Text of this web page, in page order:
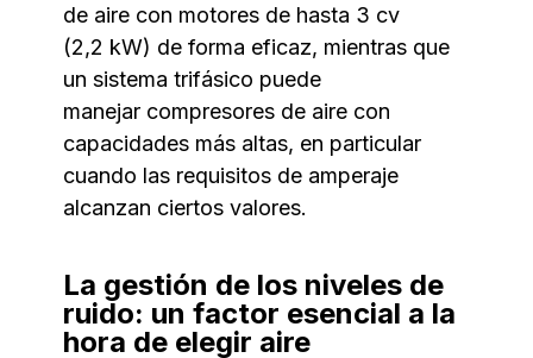
de aire con motores de hasta 3 cv
(2,2 kW) de forma eficaz, mientras que
un sistema trifásico puede
manejar compresores de aire con
capacidades más altas, en particular
cuando las requisitos de amperaje
alcanzan ciertos valores.
La gestión de los niveles de
ruido: un factor esencial a la
hora de elegir aire